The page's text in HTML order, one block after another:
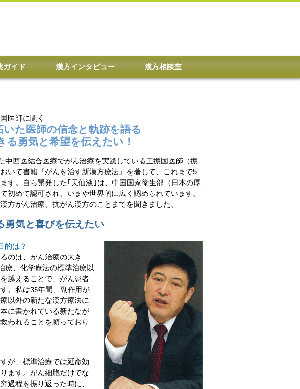
ガイド 漢方インタビュー 漢方相談室
医師に聞く
た医師の信念と軌跡を語る
勇気と希望を伝えたい！
中西医結合医療でがん治療を実践している王振国医師（振
いて書籍『がんを治す新漢方療法』を著して、これまで5
す。自ら開発した｢天仙液｣は、中国国家衛生部（日本の厚
初めて認可され、いまや世界的に広く認められています。
方がん治療、抗がん漢方のことまでを聞きました。
勇気と喜びを伝えたい
的は？
のは、がん治療の大き
療、化学療法の標準治療以
越えることで、がん患者
。私は35年間、副作用が
以外の新たな漢方療法に
に書かれている新たなが
われることを願っており
が、標準治療では延命効
ます。がん細胞だけでな
過程を振り返った時に、